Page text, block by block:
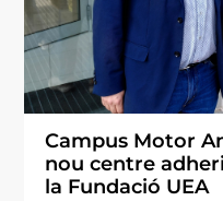
Campus Motor
nou centre
la Fundació UEA